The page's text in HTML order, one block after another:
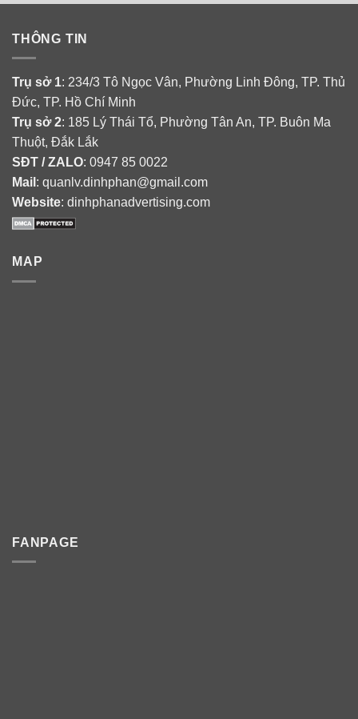
THÔNG TIN
Trụ sở 1: 234/3 Tô Ngọc Vân, Phường Linh Đông, TP. Thủ
Đức, TP. Hồ Chí Minh
Trụ sở 2: 185 Lý Thái Tổ, Phường Tân An, TP. Buôn Ma
Thuột, Đắk Lắk
SĐT / ZALO: 0947 85 0022
Mail : quanlv.dinhphan@gmail.com
Website: dinhphanadvertising.com
MAP
FANPAGE